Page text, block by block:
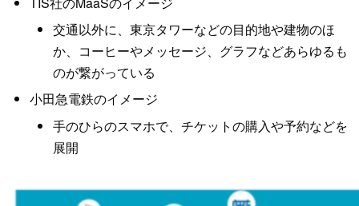
交通以外に、東京タワーなどの目的地や建物のほ
か、コーヒーやメッセージ、グラフなどあらゆるも
のが繋がっている
小田急電鉄のイメージ
手のひらのスマホで、チケットの購入や予約などを
展開